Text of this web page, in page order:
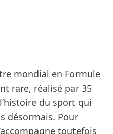
mondial en Formule
rare, réalisé par 35
du sport qui
désormais. Pour
toutefois